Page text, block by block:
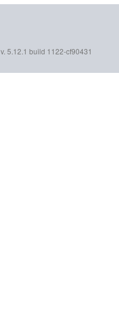
v. 5.12.1 build 1122-cf90431